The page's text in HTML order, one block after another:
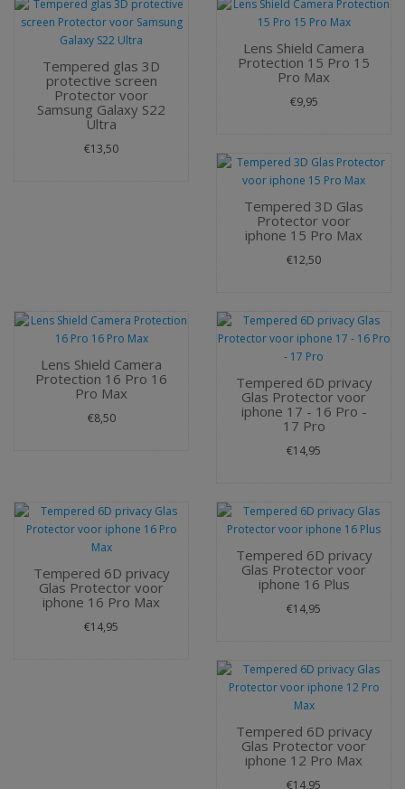
Tempered glas 3D
protective screen
Protector voor
Samsung Galaxy S22
Ultra
€13,50
Lens Shield Camera
Protection 15 Pro 15
Pro Max
€9,95
Tempered 3D Glas
Protector voor
iphone 15 Pro Max
€12,50
Lens Shield Camera
Protection 16 Pro 16
Pro Max
€8,50
Tempered 6D privacy
Glas Protector voor
iphone 17 - 16 Pro -
17 Pro
€14,95
Tempered 6D privacy
Glas Protector voor
iphone 16 Pro Max
€14,95
Tempered 6D privacy
Glas Protector voor
iphone 16 Plus
€14,95
Tempered 6D privacy
Glas Protector voor
iphone 12 Pro Max
€14,95